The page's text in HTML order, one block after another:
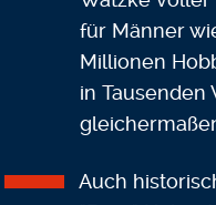
für Männer
Millionen
in Tausenden
Auch